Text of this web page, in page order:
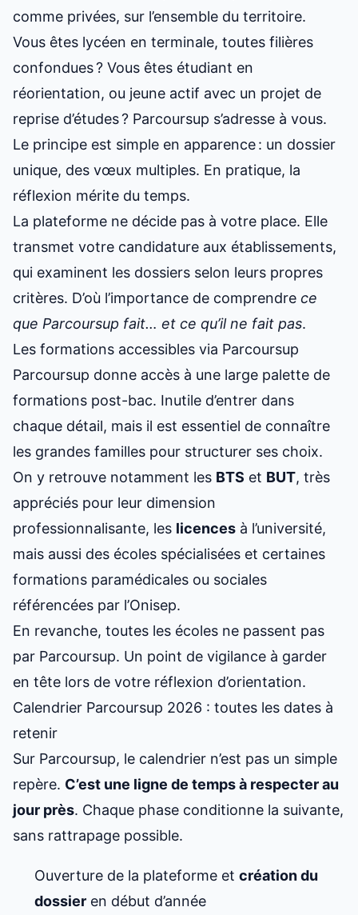
comme privées, sur l’ensemble du territoire.
Vous êtes lycéen en terminale, toutes filières
confondues ? Vous êtes étudiant en
réorientation, ou jeune actif avec un projet de
reprise d’études ? Parcoursup s’adresse à vous.
Le principe est simple en apparence : un dossier
unique, des vœux multiples. En pratique, la
réflexion mérite du temps.
La plateforme ne décide pas à votre place. Elle
transmet votre candidature aux établissements,
qui examinent les dossiers selon leurs propres
critères. D’où l’importance de comprendre ce
que Parcoursup fait… et ce qu’il ne fait pas.
Les formations accessibles via Parcoursup
Parcoursup donne accès à une large palette de
formations post-bac. Inutile d’entrer dans
chaque détail, mais il est essentiel de connaître
les grandes familles pour structurer ses choix.
On y retrouve notamment les BTS et BUT, très
appréciés pour leur dimension
professionnalisante, les licences à l’université,
mais aussi des écoles spécialisées et certaines
formations paramédicales ou sociales
référencées par l’Onisep.
En revanche, toutes les écoles ne passent pas
par Parcoursup. Un point de vigilance à garder
en tête lors de votre réflexion d’orientation.
Calendrier Parcoursup 2026 : toutes les dates à
retenir
Sur Parcoursup, le calendrier n’est pas un simple
repère. C’est une ligne de temps à respecter au
jour près. Chaque phase conditionne la suivante,
sans rattrapage possible.
Ouverture de la plateforme et création du
dossier en début d’année